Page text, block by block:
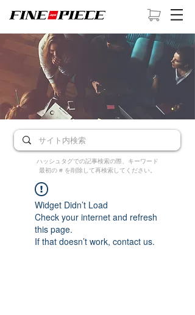
ハッシュタグでの記事検索の際、キーワード
最初の # を削除して再検索してください。
Widget Didn’t Load
Check your internet and refresh
this page.
If that doesn’t work, contact us.